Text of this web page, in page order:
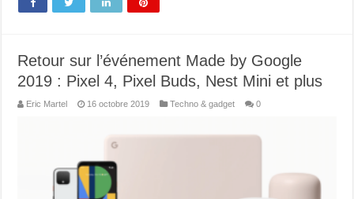
Retour sur l’événement Made by Google
2019 : Pixel 4, Pixel Buds, Nest Mini et plus
Eric Martel 16 octobre 2019 Techno & gadget 0